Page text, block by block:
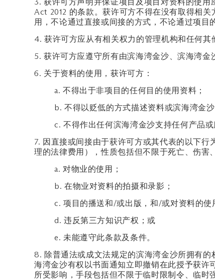
3. 获许可方声明并保证项目及项目对资料的使
Act 2012 的条款。获许可方不得在没有取得相
用，不论通过直接或间接的方式，不论通过项目
4. 获许可方应从有相关权力的管理机构和任何其
5. 获许可方应遵守所有由滨海湾金沙、滨海湾
6. 关于资料的使用，获许可方：
a. 不得出于非项目的任何目的使用资料；
b. 不得以贬低的方式描述资料或滨海湾金沙
c. 不得作出任何滨海湾金沙支持任何产品
7. 因直接或间接由于获许可方或其代表的以下
理的法律费用），性质包括但不限于死亡、伤害
a. 对物业的使用；
b. 在物业对资料的拍摄和录影；
c. 项目的播送和/或出版，和/或对资料的使
d. 违反第三方知识产权；或
e. 未能遵守此条款及条件。
8. 除普通法或成文法规定的滨海湾金沙所拥有
海湾金沙有权以书面通知立即撤销在此授予获
所受影响，手段包括但不限于临时限制令、临